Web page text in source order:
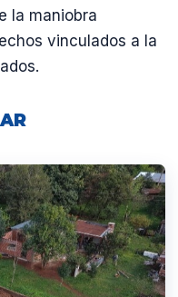
la maniobra
vinculados a la